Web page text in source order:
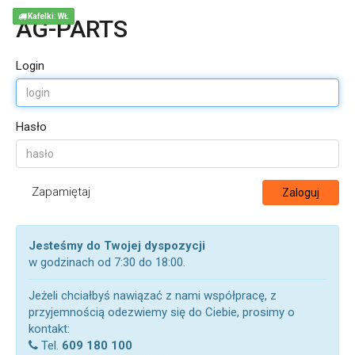
AG-PARTS
Login
Hasło
Zapamiętaj Zaloguj
Jesteśmy do Twojej dyspozycji
w godzinach od 7:30 do 18:00.
Jeżeli chciałbyś nawiązać z nami współpracę, z
przyjemnością odezwiemy się do Ciebie, prosimy o
kontakt:
Tel. 609 180 100
Kafelki: WŁ